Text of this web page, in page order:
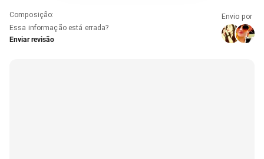
Composição:
Essa informação está errada?
Enviar revisão
Envio por